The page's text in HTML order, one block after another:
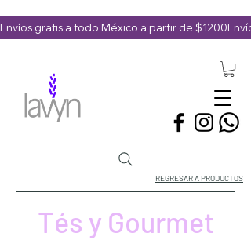
Envíos gratis a todo México a partir de $1200
REGRESAR A PRODUCTOS
Tés y Gourmet